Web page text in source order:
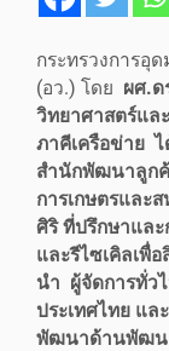
กระทรวงการอุ
(อว.) โดย ผศ.
วิทยาศาสตร์แล
ภาคีเครือข่าย
สำนักพัฒนาลูก
การเกษตรและ
ศิริ ที่ปรึกษาและ
และรีไซเคิลเ
นำ ผู้จัดการทั่ว
ประเทศไทย แ
พัฒนาด้านพัฒน